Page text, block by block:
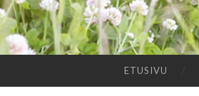
SISÄLTÖÖN
ETUSIVU